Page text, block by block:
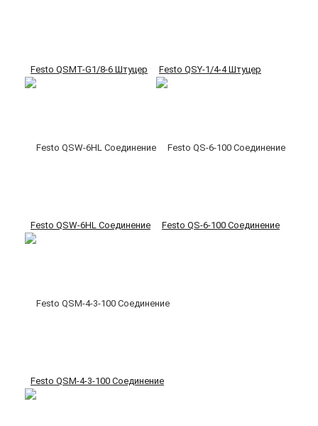
Festo QSMT-G1/8-6 Штуцер Festo QSY-1/4-4 Штуцер
Festo QSW-6HL Соединение Festo QS-6-100 Соединение
Festo QSM-4-3-100 Соединение